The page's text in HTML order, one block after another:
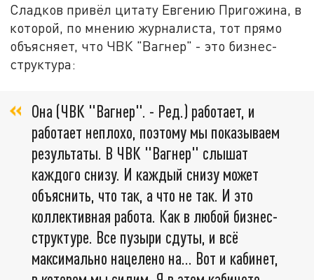
Сладков привёл цитату Евгению Пригожина, в
которой, по мнению журналиста, тот прямо
объясняет, что ЧВК "Вагнер" - это бизнес-
структура:
Она (ЧВК "Вагнер". - Ред.) работает, и
работает неплохо, поэтому мы показываем
результаты. В ЧВК "Вагнер" слышат
каждого снизу. И каждый снизу может
объяснить, что так, а что не так. И это
коллективная работа. Как в любой бизнес-
структуре. Все пузыри сдуты, и всё
максимально нацелено на... Вот и кабинет,